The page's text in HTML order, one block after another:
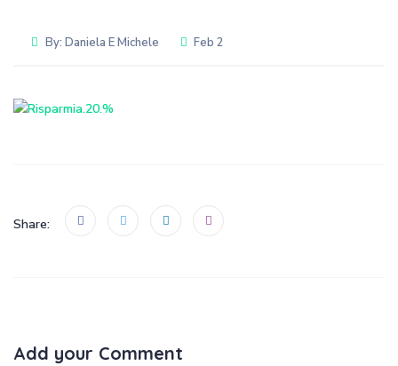
By: Daniela E Michele Feb 2
Share:
Add your Comment